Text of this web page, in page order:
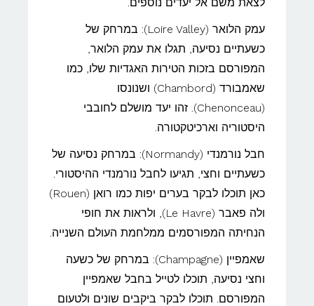
עמק הלואר (Loire Valley): במרחק של
כשעתיים נסיעה, תגלו את עמק הלואר,
המפורסם בזכות הטירות האגדיות שלו, כמו
שאמבורד (Chambord) ושנונסו
(Chenonceau). זהו יעד מושלם לחובבי
היסטוריה וארכיטקטורה.
חבל נורמנדי (Normandy): במרחק נסיעה של
כשעתיים וחצי, תגיעו לחבל נורמנדי ההיסטורי.
כאן תוכלו לבקר בערים יפות כמו רואן (Rouen)
ולה פאבר (Le Havre), ולראות את חופי
הנחיתה המפורסמים ממלחמת העולם השנייה.
שאמפיין (Champagne): במרחק של כשעה
וחצי נסיעה, תוכלו לטייל בחבל שאמפיין
המפורסם. תוכלו לבקר ביקבים שונים ולטעום